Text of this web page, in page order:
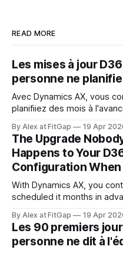
READ MORE
Les mises à jour
personne ne
Avec Dynamics AX, vous
planifiiez des mois à
ce qu'elle touchait. Ce
Dynamics 365 Finance ne
By Alex at FitGap 19 Apr
The Upgrade
Happens to Your
Configuration
With Dynamics AX, you
scheduled it months in
touched. That level of control felt
365 Finance doesn't work that way.
updates to
By Alex at FitGap 19 Apr
Les 90 premiers
personne ne dit à